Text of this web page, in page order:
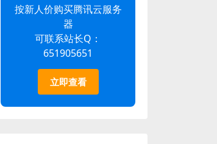
按新人价购买腾讯云服务
器
可联系站长Q：
651905651
立即查看